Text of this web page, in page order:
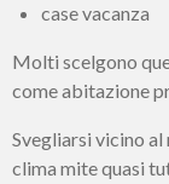
case vacanza
Molti scelgono
come abitazione
Svegliarsi vicino al
clima mite quasi